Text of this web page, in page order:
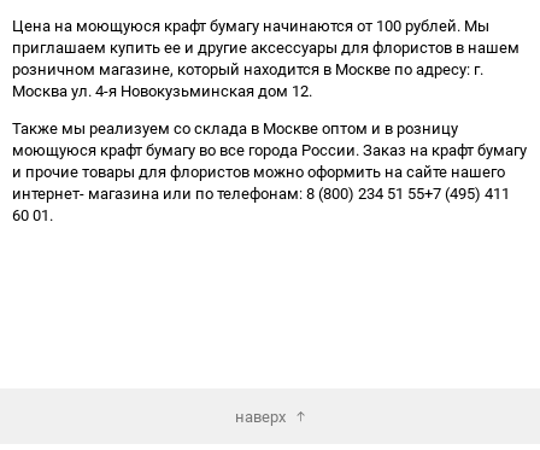
Цена на моющуюся крафт бумагу начинаются от 100 рублей. Мы
приглашаем купить ее и другие аксессуары для флористов в нашем
розничном магазине, который находится в Москве по адресу: г.
Москва ул. 4-я Новокузьминская дом 12.
Также мы реализуем со склада в Москве оптом и в розницу
моющуюся крафт бумагу во все города России. Заказ на крафт бумагу
и прочие товары для флористов можно оформить на сайте нашего
интернет- магазина или по телефонам: 8 (800) 234 51 55+7 (495) 411
60 01.
наверх